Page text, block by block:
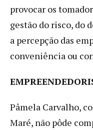
provocar os
gestão do risco, do
a percepção das
conveniência ou
Pâmela Carvalho,
Maré, não pôde